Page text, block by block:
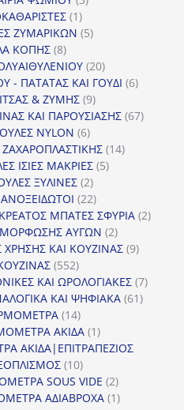
11
προϊόν
ΖΥΜΑΡΙΚΩΝ 55
ΚΟΠΗΣ 88
προϊόντα
2020
προϊόντα
- ΠΑΤΑΤΑΣ ΚΑΙ ΓΟΥΔΙ 66
& ΖΥΜΗΣ 99
προϊόντα
ΚΑΙ ΠΑΡΟΥΣΙΑΣΗΣ 6767
NYLON 66
προϊόντα
1414
ΙΣΙΕΣ ΜΑΚΡΙΕΣ 55
ΞΥΛΙΝΕΣ 22
προϊόντα
2222
προϊόντα
ΜΠΑΤΕΣ ΣΦΥΡΙΑ 22
ΑΥΓΩΝ 22
προϊόντα
ΧΡΗΣΗΣ ΚΑΙ ΚΟΥΖΙΝΑΣ 99
552552
προϊόντα
ΚΑΙ ΩΡΟΛΟΓΙΑΚΕΣ 77
ΚΑΙ ΨΗΦΙΑΚΑ 6161
1414
προϊόντα
ΑΚΙΔΑ 11
προϊόν
ΑΚΙΔΑ|ΕΠΙΤΡΑΠΕΖΙΟΣ
1010
προϊόντα
SOUS VIDE 22
προϊόντα
ΑΔΙΑΒΡΟΧΑ 11